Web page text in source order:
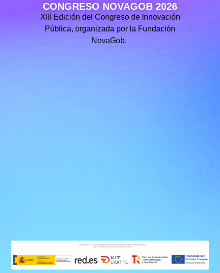
CONGRESO NOVAGOB 2026
XIII Edición del Congreso de Innovación
Pública, organizada por la Fundación
NovaGob.